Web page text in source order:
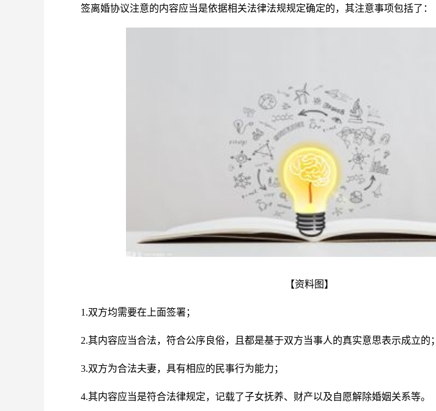
签离婚协议注意的内容应当是依据相关法律法规规定确定的，其注意事项包括了：
【资料图】
1.双方均需要在上面签署；
2.其内容应当合法，符合公序良俗，且都是基于双方当事人的真实意思表示成立的；
3.双方为合法夫妻，具有相应的民事行为能力；
4.其内容应当是符合法律规定，记载了子女抚养、财产以及自愿解除婚姻关系等。